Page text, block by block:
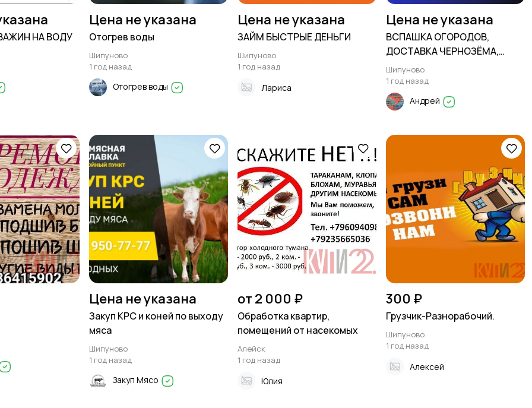
НА ВОДУ
Цена не указана
Отогрев воды
Шипуново
1 год назад
Отогрев воды
Цена не указана
ЗАЙМ БЫСТРЫЕ ДЕНЬГИ
Шипуново
1 год назад
Лариса
Цена не указана
ВСПАШКА ОГОРОДОВ,
ДОСТАВКА ЧЕРНОЗЁМА,
УГЛЯ ДРОВ, ГРАВИЯ, ЩЕБНЯ и
др
Шипуново
1 год назад
Андрей
Цена не указана
Закуп КРС и коней по выходу
мяса
Шипуново
1 год назад
Закуп Мясо
от 2 000 ₽
Обработка квартир,
помещений от насекомых
Алейск
1 год назад
Юлия
300 ₽
Грузчик-Разнорабочий.
Шипуново
1 год назад
Алексей